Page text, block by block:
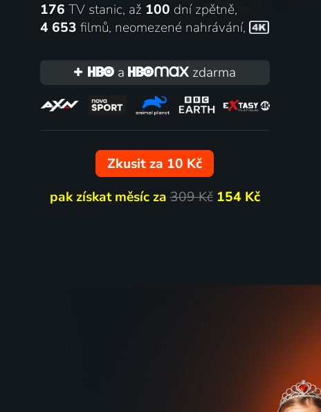
176 TV stanic, až 100 dní zpětně,
4 653 filmů, neomezené nahrávání,
a zdarma
Zkusit za 10 Kč
pak získat měsíc za309 Kč 154 Kč